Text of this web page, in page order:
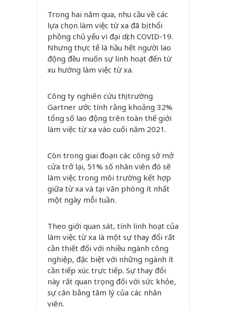
Trong hai năm qua, nhu cầu về các
lựa chọn làm việc từ xa đã bị thổi
phồng chủ yếu vì đại dịch COVID-19.
Nhưng thực tế là hầu hết người lao
động đều muốn sự linh hoạt đến từ
xu hướng làm việc từ xa.
Công ty nghiên cứu thị trường
Gartner ước tính rằng khoảng 32%
tổng số lao động trên toàn thế giới
làm việc từ xa vào cuối năm 2021.
Còn trong giai đoạn các công sở mở
cửa trở lại, 51% số nhân viên đó sẽ
làm việc trong môi trường kết hợp
giữa từ xa và tại văn phòng ít nhất
một ngày mỗi tuần.
Theo giới quan sát, tính linh hoạt của
làm việc từ xa là một sự thay đổi rất
cần thiết đối với nhiều ngành công
nghiệp, đặc biệt với những ngành ít
cần tiếp xúc trực tiếp. Sự thay đổi
này rất quan trọng đối với sức khỏe,
sự cân bằng tâm lý của các nhân
viên.